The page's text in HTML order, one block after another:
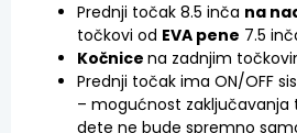
Prednji točak 8.5 inča na
točkovi od EVA pene 7.5
Kočnice na zadnjim
Prednji točak ima ON/OFF
– mogućnost
dete ne bude spremno